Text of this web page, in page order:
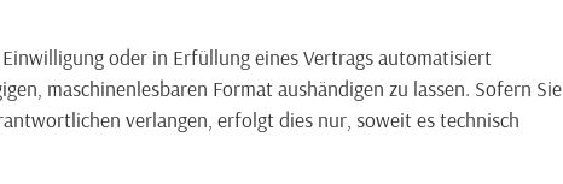
oder in Erfüllung eines Vertrags automatisiert
maschinenlesbaren Format aushändigen zu lassen. Sofern Sie
verlangen, erfolgt dies nur, soweit es technisch